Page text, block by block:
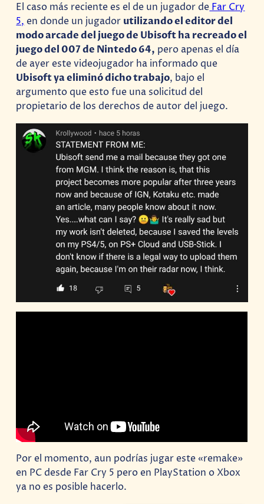
El caso más reciente es el de un jugador deFar Cry
5,en donde un jugador utilizando el editor del
modo arcade del juego de Ubisoft ha recreado el
juego del 007 de Nintedo 64, pero apenas el día
de ayer este videojugador ha informado que
Ubisoft ya eliminó dicho trabajo, bajo el
argumento que esto fue una solicitud del
propietario de los derechos de autor del juego.
Por el momento, aun podrías jugar este «remake»
en PC desde Far Cry 5 pero en PlayStation o Xbox
ya no es posible hacerlo.